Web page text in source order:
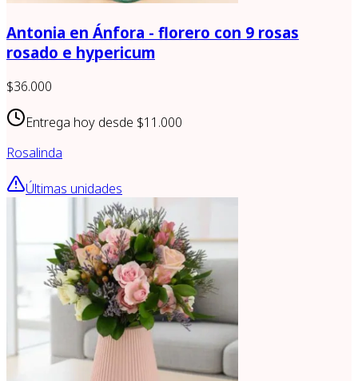
Antonia en Ánfora - florero con 9 rosas
rosado e hypericum
$36.000
Entrega hoy desde $11.000
Rosalinda
Últimas unidades